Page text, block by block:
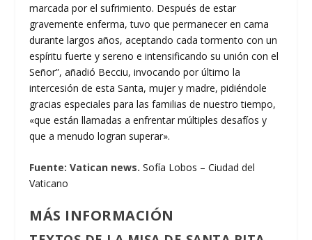
marcada por el sufrimiento. Después de estar
gravemente enferma, tuvo que permanecer en cama
durante largos años, aceptando cada tormento con un
espíritu fuerte y sereno e intensificando su unión con el
Señor”, añadió Becciu, invocando por último la
intercesión de esta Santa, mujer y madre, pidiéndole
gracias especiales para las familias de nuestro tiempo,
«que están llamadas a enfrentar múltiples desafíos y
que a menudo logran superar».
Fuente: Vatican news. Sofía Lobos – Ciudad del
Vaticano
MÁS INFORMACIÓN